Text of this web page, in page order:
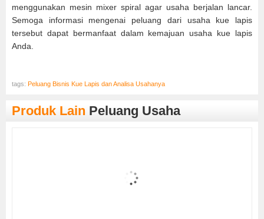
menggunakan mesin mixer spiral agar usaha berjalan lancar.
Semoga informasi mengenai peluang dari usaha kue lapis
tersebut dapat bermanfaat dalam kemajuan usaha kue lapis
Anda.
tags: Peluang Bisnis Kue Lapis dan Analisa Usahanya
Produk Lain Peluang Usaha